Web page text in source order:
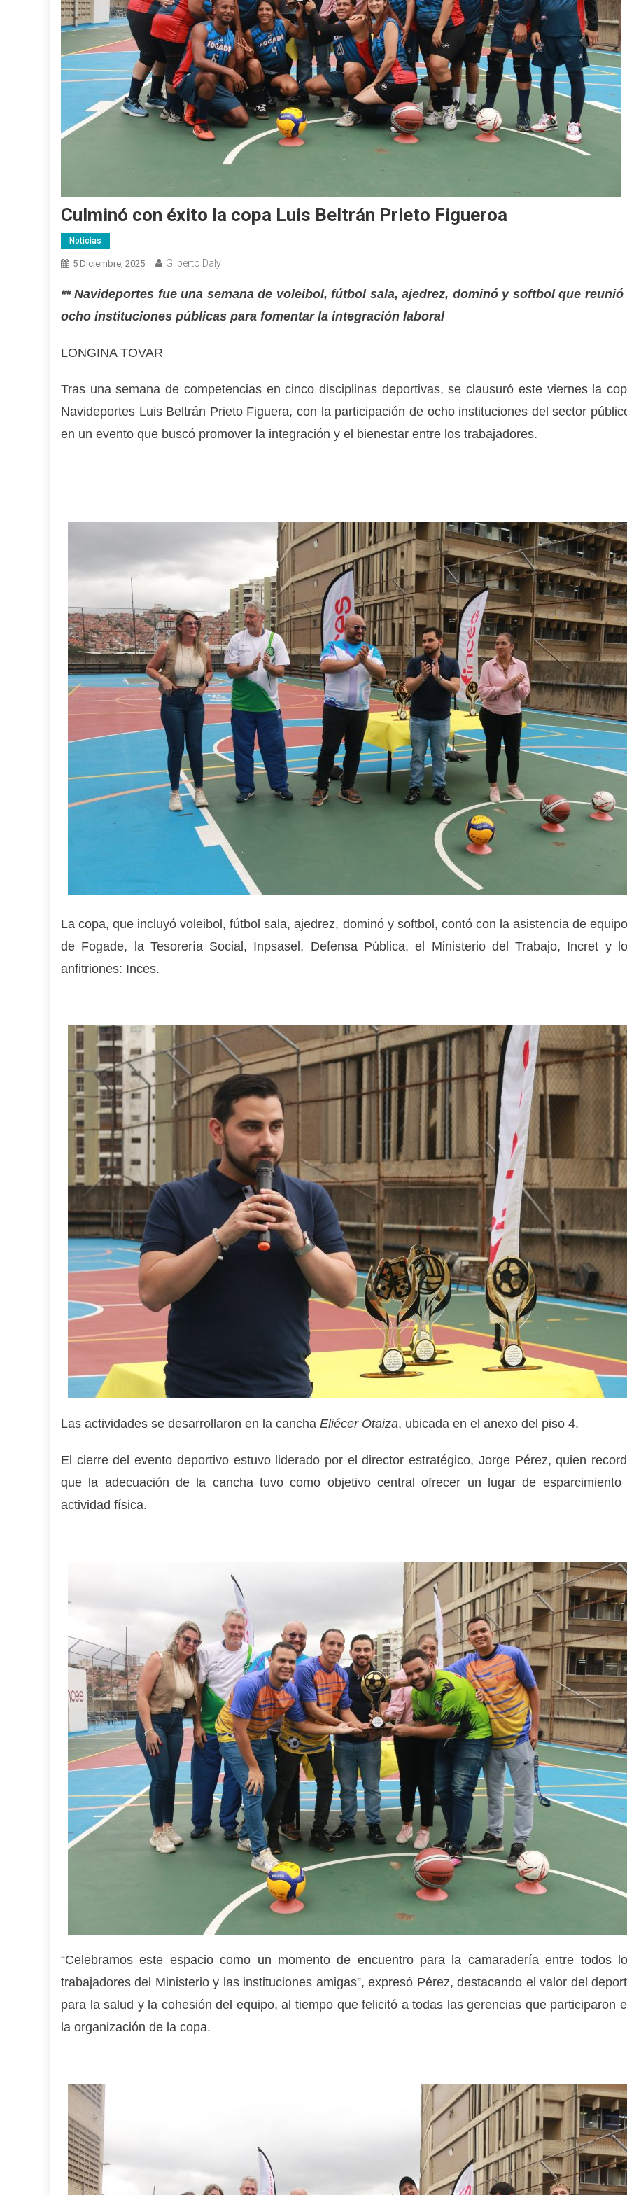
Culminó con éxito la copa Luis Beltrán Prieto Figueroa
Noticias
5 Diciembre, 2025 Gilberto Daly
** Navideportes fue una semana de voleibol, fútbol sala, ajedrez, dominó y softbol que reunió
ocho instituciones públicas para fomentar la integración laboral
LONGINA TOVAR
Tras una semana de competencias en cinco disciplinas deportivas, se clausuró este viernes la
Navideportes Luis Beltrán Prieto Figuera, con la participación de ocho instituciones del sector
en un evento que buscó promover la integración y el bienestar entre los trabajadores.
La copa, que incluyó voleibol, fútbol sala, ajedrez, dominó y softbol, contó con la asistencia de
de Fogade, la Tesorería Social, Inpsasel, Defensa Pública, el Ministerio del Trabajo, Incret y
anfitriones: Inces.
Las actividades se desarrollaron en la cancha Eliécer Otaiza, ubicada en el anexo del piso 4.
El cierre del evento deportivo estuvo liderado por el director estratégico, Jorge Pérez, quien
que la adecuación de la cancha tuvo como objetivo central ofrecer un lugar de esparcimiento
actividad física.
“Celebramos este espacio como un momento de encuentro para la camaradería entre todos
trabajadores del Ministerio y las instituciones amigas”, expresó Pérez, destacando el valor del
para la salud y la cohesión del equipo, al tiempo que felicitó a todas las gerencias que participaron
la organización de la copa.